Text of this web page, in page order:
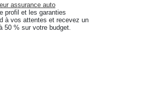
assurance auto
profil et les garanties
à vos attentes et recevez un
50 % sur votre budget.